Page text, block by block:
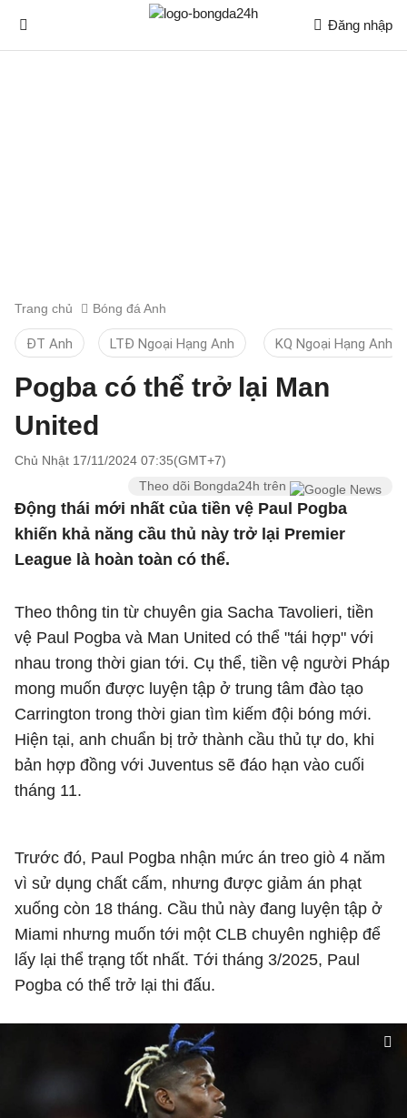
Đăng nhập
Trang chủ Bóng đá Anh
ĐT Anh LTĐ Ngoại Hạng Anh KQ Ngoại Hạng Anh
Pogba có thể trở lại Man
United
Chủ Nhật 17/11/2024 07:35(GMT+7)
Theo dõi Bongda24h trên
Động thái mới nhất của tiền vệ Paul Pogba
khiến khả năng cầu thủ này trở lại Premier
League là hoàn toàn có thể.
Theo thông tin từ chuyên gia Sacha Tavolieri, tiền
vệ Paul Pogba và Man United có thể "tái hợp" với
nhau trong thời gian tới. Cụ thể, tiền vệ người Pháp
mong muốn được luyện tập ở trung tâm đào tạo
Carrington trong thời gian tìm kiếm đội bóng mới.
Hiện tại, anh chuẩn bị trở thành cầu thủ tự do, khi
bản hợp đồng với Juventus sẽ đáo hạn vào cuối
tháng 11.
Trước đó, Paul Pogba nhận mức án treo giò 4 năm
vì sử dụng chất cấm, nhưng được giảm án phạt
xuống còn 18 tháng. Cầu thủ này đang luyện tập ở
Miami nhưng muốn tới một CLB chuyên nghiệp để
lấy lại thể trạng tốt nhất. Tới tháng 3/2025, Paul
Pogba có thể trở lại thi đấu.